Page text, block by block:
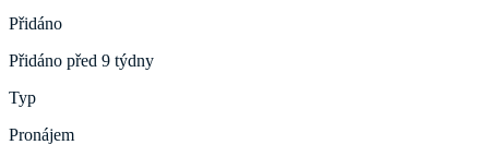
Přidáno
Přidáno před 9 týdny
Typ
Pronájem